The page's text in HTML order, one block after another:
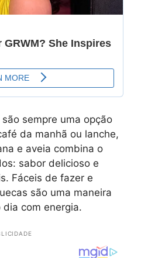
são sempre uma opção
da manhã ou lanche,
e aveia combina o
sabor delicioso e
Fáceis de fazer e
são uma maneira
com energia.